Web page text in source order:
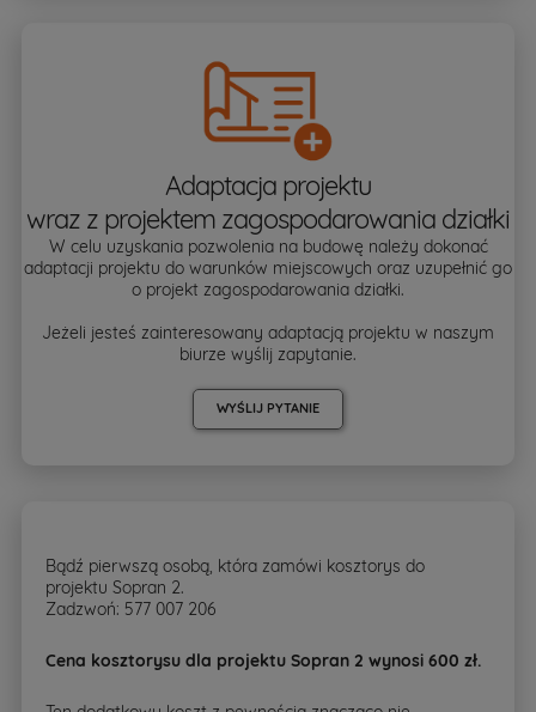
Adaptacja projektu
wraz z projektem zagospodarowania działki
W celu uzyskania pozwolenia na budowę należy dokonać
adaptacji projektu do warunków miejscowych oraz uzupełnić go
o projekt zagospodarowania działki.
Jeżeli jesteś zainteresowany adaptacją projektu w naszym
biurze wyślij zapytanie.
WYŚLIJ PYTANIE
Bądź pierwszą osobą, która zamówi kosztorys do
projektu Sopran 2.
Zadzwoń: 577 007 206
Cena kosztorysu dla projektu Sopran 2 wynosi 600 zł.